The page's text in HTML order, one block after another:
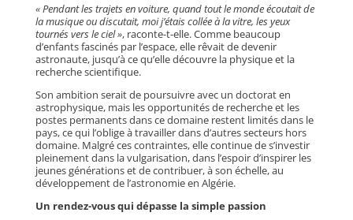
« Pendant les trajets en voiture, quand tout le monde écoutait de
la musique ou discutait, moi j’étais collée à la vitre, les yeux
tournés vers le ciel », raconte-t-elle. Comme beaucoup
d’enfants fascinés par l’espace, elle rêvait de devenir
astronaute, jusqu’à ce qu’elle découvre la physique et la
recherche scientifique.
Son ambition serait de poursuivre avec un doctorat en
astrophysique, mais les opportunités de recherche et les
postes permanents dans ce domaine restent limités dans le
pays, ce qui l’oblige à travailler dans d’autres secteurs hors
domaine. Malgré ces contraintes, elle continue de s’investir
pleinement dans la vulgarisation, dans l’espoir d’inspirer les
jeunes générations et de contribuer, à son échelle, au
développement de l’astronomie en Algérie.
Un rendez-vous qui dépasse la simple passion